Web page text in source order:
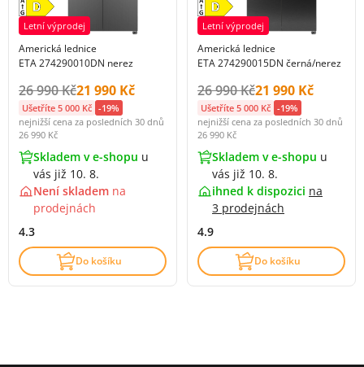
Letní výprodej
Americká lednice
ETA 274290010DN nerez
Původní cena s DPH:
26 990 KčCena s DPH:
21 990 Kč
Ušetříte 5 000 Kč -19%
nejnižší cena za posledních 30 dnů
26 990 Kč
Skladem v e-shopu u
vás již 10. 8.
Není skladem na
prodejnách
4.3
Do košíku
Letní výprodej
Americká lednice
ETA 274290015DN černá/nerez
Původní cena s DPH:
26 990 KčCena s DPH:
21 990 Kč
Ušetříte 5 000 Kč -19%
nejnižší cena za posledních 30 dnů
26 990 Kč
Skladem v e-shopu u
vás již 10. 8.
ihned k dispozici na
3 prodejnách
4.9
Do košíku